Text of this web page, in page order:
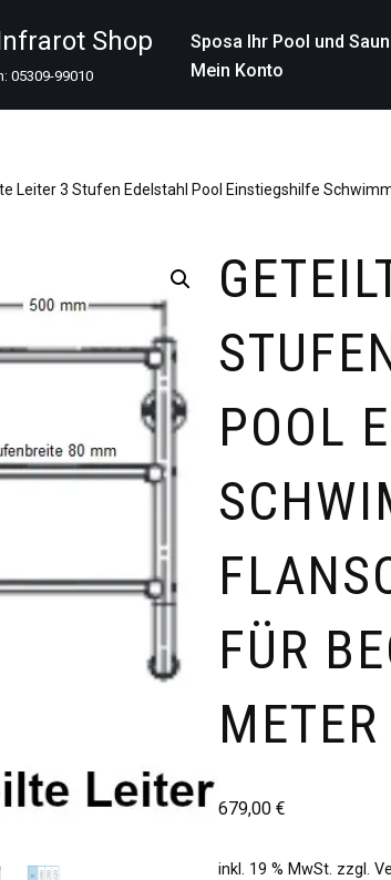
Shop
05309-99010
Sposa Ihr Pool und
Mein Konto
Leiter 3 Stufen Edelstahl Pool Einstiegshilfe
POOL
FÜR
METER
679,00€
inkl. 19 % MwSt. zzgl.